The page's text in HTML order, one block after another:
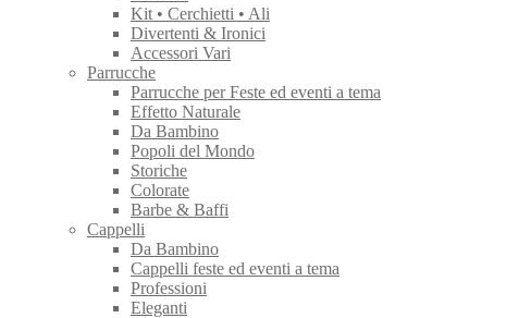
Kit • Cerchietti • Ali
Divertenti & Ironici
Accessori Vari
Parrucche
Parrucche per Feste ed eventi a tema
Effetto Naturale
Da Bambino
Popoli del Mondo
Storiche
Colorate
Barbe & Baffi
Cappelli
Da Bambino
Cappelli feste ed eventi a tema
Professioni
Eleganti